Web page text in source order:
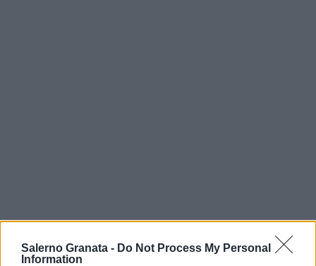
Salerno Granata - Do Not Process My Personal
Information